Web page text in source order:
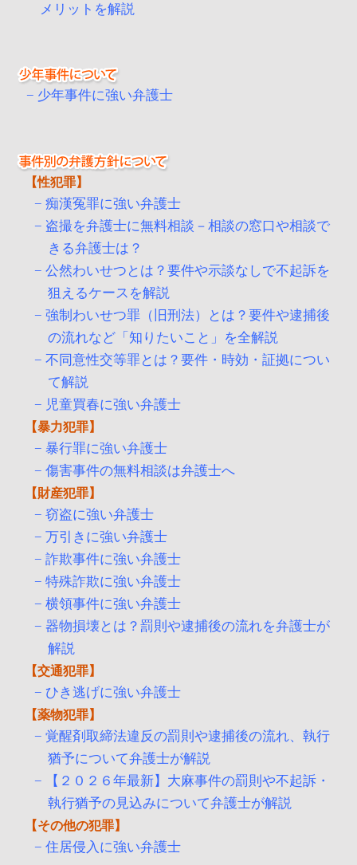
メリットを解説
少年事件に強い弁護士
性犯罪
痴漢冤罪に強い弁護士
盗撮を弁護士に無料相談－相談の窓口や相談で
きる弁護士は？
公然わいせつとは？要件や示談なしで不起訴を
狙えるケースを解説
強制わいせつ罪（旧刑法）とは？要件や逮捕後
の流れなど「知りたいこと」を全解説
不同意性交等罪とは？要件・時効・証拠につい
て解説
児童買春に強い弁護士
暴力犯罪
暴行罪に強い弁護士
傷害事件の無料相談は弁護士へ
財産犯罪
窃盗に強い弁護士
万引きに強い弁護士
詐欺事件に強い弁護士
特殊詐欺に強い弁護士
横領事件に強い弁護士
器物損壊とは？罰則や逮捕後の流れを弁護士が
解説
交通犯罪
ひき逃げに強い弁護士
薬物犯罪
覚醒剤取締法違反の罰則や逮捕後の流れ、執行
猶予について弁護士が解説
【２０２６年最新】大麻事件の罰則や不起訴・
執行猶予の見込みについて弁護士が解説
その他の犯罪
住居侵入に強い弁護士